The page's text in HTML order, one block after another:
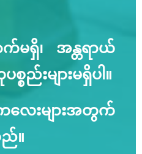
ရှိ၊ အန္တရာယ်
စည်းများမရှိပါ။
ေးများအတွက်
။